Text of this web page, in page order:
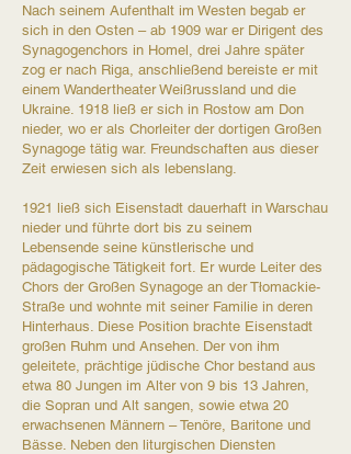
Nach seinem Aufenthalt im Westen begab er
sich in den Osten – ab 1909 war er Dirigent des
Synagogenchors in Homel, drei Jahre später
zog er nach Riga, anschließend bereiste er mit
einem Wandertheater Weißrussland und die
Ukraine. 1918 ließ er sich in Rostow am Don
nieder, wo er als Chorleiter der dortigen Großen
Synagoge tätig war. Freundschaften aus dieser
Zeit erwiesen sich als lebenslang.​
1921 ließ sich Eisenstadt dauerhaft in Warschau
nieder und führte dort bis zu seinem
Lebensende seine künstlerische und
pädagogische Tätigkeit fort. Er wurde Leiter des
Chors der Großen Synagoge an der Tłomackie-
Straße und wohnte mit seiner Familie in deren
Hinterhaus. Diese Position brachte Eisenstadt
großen Ruhm und Ansehen. Der von ihm
geleitete, prächtige jüdische Chor bestand aus
etwa 80 Jungen im Alter von 9 bis 13 Jahren,
die Sopran und Alt sangen, sowie etwa 20
erwachsenen Männern – Tenöre, Baritone und
Bässe. Neben den liturgischen Diensten